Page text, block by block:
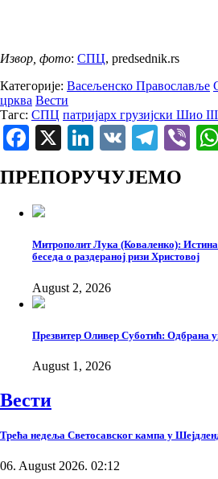
Извор, фото: СПЦ, predsednik.rs
Категорије: Васељенско Православље
црква Вести
Тагс: СПЦ патријарх грузијски Шио III
Facebook
X LinkedIn
VK
ПРЕПОРУЧУЈЕМО
Митрополит Лука (Коваленко): Истина
беседа о раздераној ризи Христовој
August 2, 2026
Презвитер Оливер Суботић: Одбрана
August 1, 2026
Вести
Трећа недеља Светосавског кампа у
06. August 2026. 02:12